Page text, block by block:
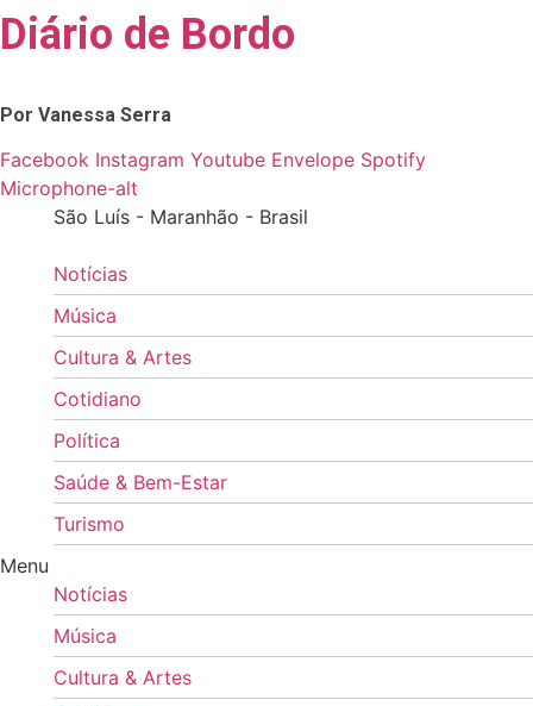
Skip
to
Diário de Bordo
Por Vanessa Serra
Facebook Instagram Youtube Envelope Spotify
Microphone-alt
São Luís - Maranhão - Brasil
Notícias
Música
Cultura & Artes
Cotidiano
Política
Saúde & Bem-Estar
Turismo
Menu
Notícias
Música
Cultura & Artes